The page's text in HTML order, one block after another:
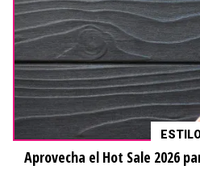
Aprovecha el Hot Sale 2026